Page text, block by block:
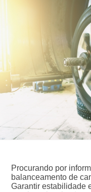
Procurando por
balanceamento de
Garantir estabilidade